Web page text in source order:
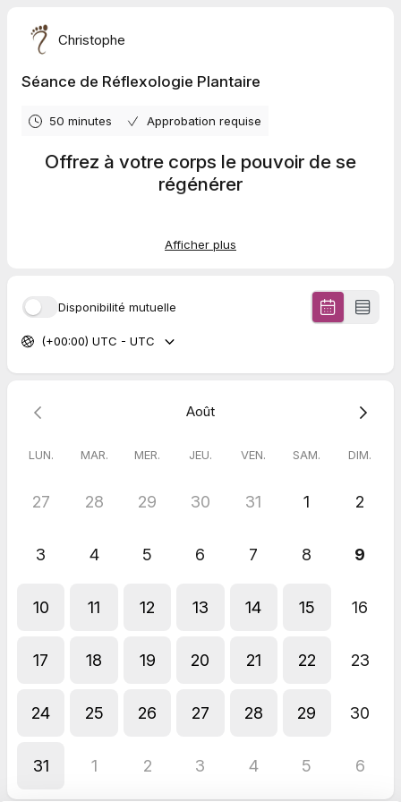
Christophe
Séance de Réflexologie Plantaire
50 minutes Approbation requise
Offrez à votre corps le pouvoir de se
régénérer
plantaire repose sur un principe simple : Chaque zone du pied
énergétique. On dissipe les blocages. Le corps retrouve son
équilibre. Le mental s’apaise, sans médicament, sans douleur ;
cadre propice à la détente et au soin.
Afficher plus
Disponibilité mutuelle
(+00:00) UTC - UTC
Août
LUN. MAR. MER. JEU. VEN. SAM. DIM.
27 28 29 30 31 1 2
3 4 5 6 7 8 9
10 11 12 13 14 15 16
17 18 19 20 21 22 23
24 25 26 27 28 29 30
31 1 2 3 4 5 6